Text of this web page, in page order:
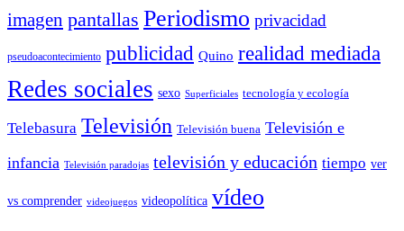
imagen pantallas Periodismo privacidad
pseudoacontecimiento publicidad Quino realidad mediada
Redes sociales sexo Superficiales tecnología y ecología
Telebasura Televisión Televisión buena Televisión e
infancia Televisión paradojas televisión y educación tiempo ver
vs comprender videojuegos videopolítica vídeo